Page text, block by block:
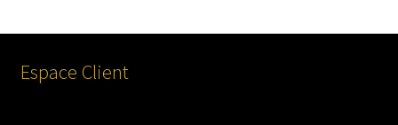
Espace Client